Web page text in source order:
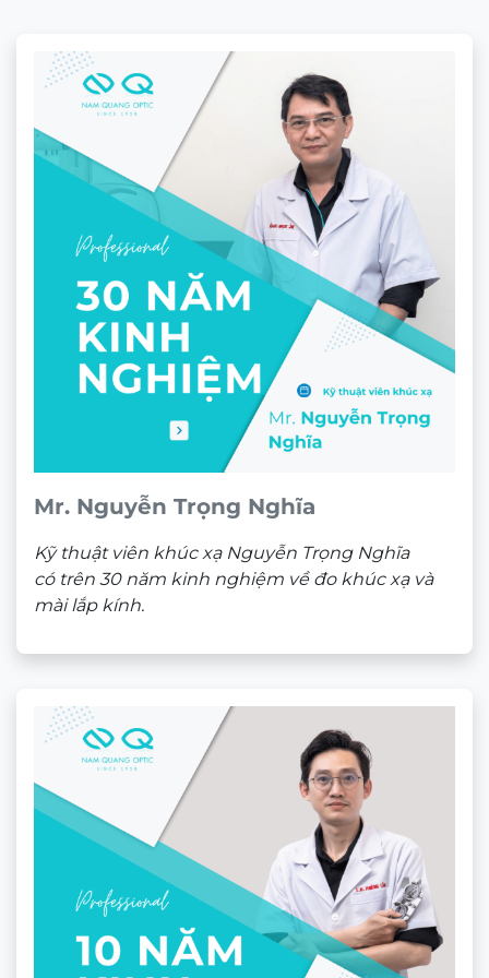
Vùng điều trị xung quanh (đường kính
33mm): Đây là nơi chứa hàng trăm “vi thấu kính”
nhỏ li ti xếp cạnh nhau như tổ ong. Công nghệ
này được gọi là D.I.M.S. (Phân đoạn đa vùng
khử hội tụ)
Khi ánh sáng đi qua các vi thấu kính này, nó sẽ tạo ra
một vùng ảnh mờ nhẹ nằm ngay phía trước võng
mạc (màn nhận ảnh của mắt). Tín hiệu thông minh
này sẽ “đánh lừa” bộ não và bóng mắt của trẻ, ra
lệnh cho chiều dài bầu mắt dừng việc dài ra một
cách bất thường. Vì trục nhãn cầu không bị kéo dài,
độ cận của con sẽ được giữ ở mức ổn định tối đa.
2. Hiệu quả thực tế qua các con
số thống kê lâm sàng
Không chỉ là những lời quảng cáo, hiệu quả của
nghiên cứu kéo dài nhiều năm trên hàng nghìn trẻ
em và được công bố trên các tạp chí y khoa quốc tế:
Nghĩa là nếu trước đây mỗi năm con tăng 1 độ,
0.4 độ hoặc thậm chí giữ nguyên.
Ngăn trục nhãn cầu dài ra 60%:Giúp bảo vệ
cấu trúc bên trong mắt của trẻ khỏi nguy cơ bị
bong võng mạc hay thoái hóa sau này.
Hơn 21% trẻ dừng tăng độ hoàn toàn:Cứ
khoảng 5 trẻ đeo kính thì có 1 trẻ giữ nguyên độ
cận trong suốt thời gian dài theo dõi, một con
số cực kỳ ấn tượng trong y khoa.
Mr. Nguyễn Trọng Nghĩa
Kỹ thuật viên khúc xạ Nguyễn Trọng Nghĩa
có trên 30 năm kinh nghiệm về đo khúc xạ và
mài lắp kính.